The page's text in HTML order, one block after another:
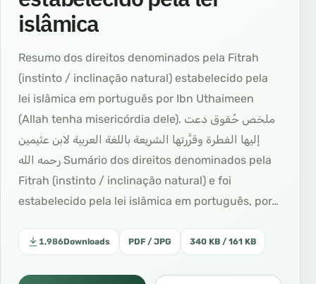
islâmica
Resumo dos direitos denominados pela Fitrah
(instinto / inclinação natural) estabelecido pela
lei islâmica em português por Ibn Uthaimeen
(Allah tenha misericórdia dele). ملخص حُقوق دعت
إليها الفطرة وقرَّرتها الشريعة باللغة العربية لابن عثيمين
رحمه الله Sumário dos direitos denominados pela
Fitrah (instinto / inclinação natural) e foi
estabelecido pela lei islâmica em português, por…
1,986Downloads PDF / JPG 340 KB / 161 KB